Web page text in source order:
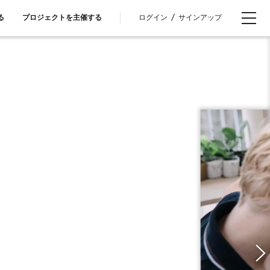
プロジェクトを主催する ログイン / サインアップ